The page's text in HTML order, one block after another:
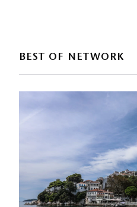
BEST OF NETWORK